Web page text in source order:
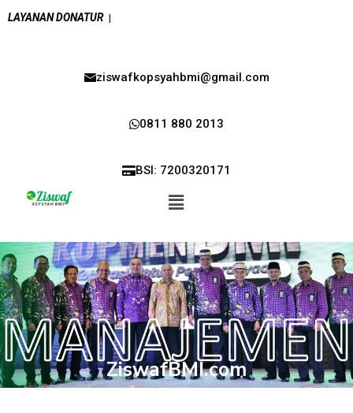
LAYANAN DONATUR |
ziswafkopsyahbmi@gmail.com
0811 880 2013
BSI: 7200320171
ZiswafBMI.com